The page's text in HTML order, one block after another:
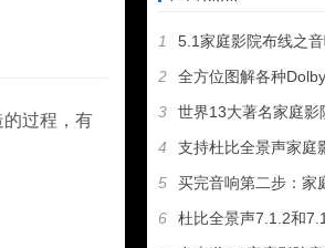
过程，有
1
5.1家庭影院布线之音响如何
2
全方位图解各种Dolby Atmos杜比
3
世界13大著名家庭影
4
支持杜比全景声家庭影院AV
5
买完音响第二步：家庭影院
6
杜比全景声7.1.2和7.1.4音